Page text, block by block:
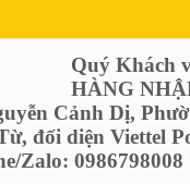
Quý Khách
HÀNG
Cảnh Dị,
đối diện Viettel
Zalo: